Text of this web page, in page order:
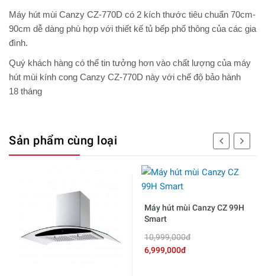
Máy hút mùi Canzy CZ-770D có 2 kích thước tiêu chuẩn 70cm-
90cm dễ dàng phù hợp với thiết kế tủ bếp phổ thông của các gia
đình.
Quý khách hàng có thể tin tưởng hơn vào chất lượng của máy
hút mùi kính cong Canzy CZ-770D này với chế độ bảo hành
18 tháng
Sản phẩm cùng loại
Máy hút mùi Canzy CZ 99H
Smart
10,999,000đ
6,999,000đ